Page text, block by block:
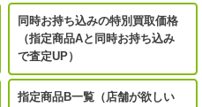
同時お持ち込みの特別買取価格
（指定商品Aと同時お持ち込み
で査定UP）
指定商品B一覧（店舗が欲しい